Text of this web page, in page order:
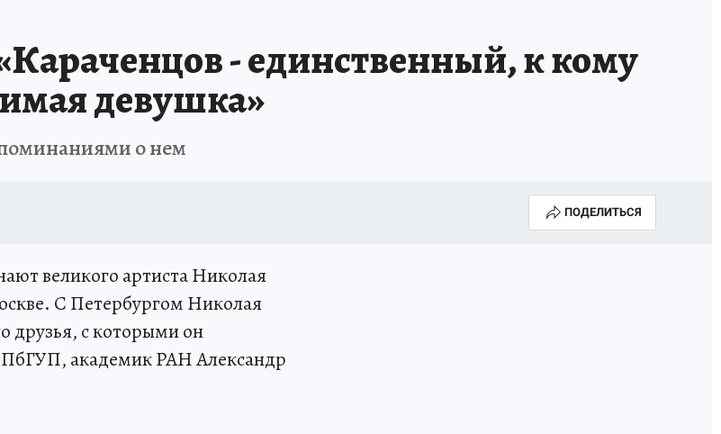
- единственный, к кому
девушка»
о нем
ПОДЕЛИТЬСЯ
великого артиста Николая
С Петербургом Николая
друзья, с которыми он
академик РАН Александр